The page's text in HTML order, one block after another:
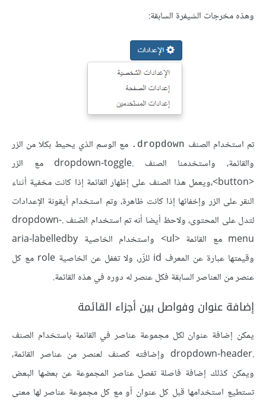
وهذه مخرجات الشيفرة السابقة:
تم استخدام الصنف dropdown.
مع الوسم الذي يحيط بكلا من الزر
والقائمة، واستخدمنا الصنف .dropdown-toggle مع الزر
<button>،ويعمل هذا الصنف على إظهار القائمة إذا كانت مخفية أثناء
النقر على الزر وإخفائها إذا كانت ظاهرة، وتم استخدام أيقونة الإعدادات
لتدل على المحتوى، ولاحظ أيضا أنه تم استخدام الصّنف .dropdown-
menu مع القائمة <ul> واستخدام الخاصية aria-labelledby
وقيمتها عبارة عن المعرف id للزّر، ولا تغفل عن الخاصية role مع كل
عنصر من العناصر السابقة فكل عنصر له دوره في هذه القائمة.
إضافة عنوان وفواصل بين أجزاء القائمة
يمكن إضافة عنوان لكل مجموعة عناصر في القائمة باستخدام الصنف
.dropdown-header وإضافته كصنف لعنصر من عناصر القائمة،
ويمكن كذلك إضافة فاصلة تفصل عناصر المجموعة عن بعضها البعض
تستطيع استخدامها قبل كل عنوان أو مع كل مجموعة عناصر لها معنى